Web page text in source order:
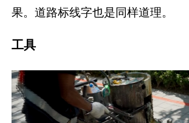
果。道路标线字也是同样道理。
工具